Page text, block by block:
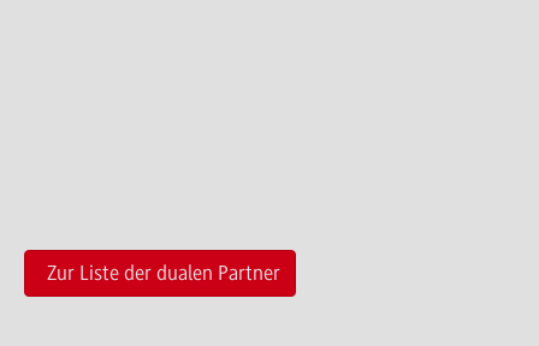
Zur Liste der dualen Partner